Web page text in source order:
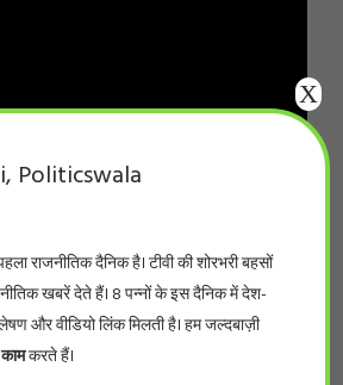
Politicswala
राजनीतिक दैनिक है। टीवी की शोरभरी बहसों
खबरें देते हैं। 8 पन्नों के इस दैनिक में देश-
और वीडियो लिंक मिलती है। हम जल्दबाज़ी
करते हैं।
X